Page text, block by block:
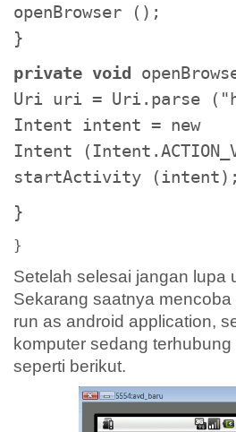
openBrowser ();
}
private void
Uri uri = Uri.parse
Intent intent = new
Intent
startActivity (intent);
}
}
Setelah selesai jangan lupa
Sekarang saatnya
run as android application,
komputer sedang
seperti berikut.